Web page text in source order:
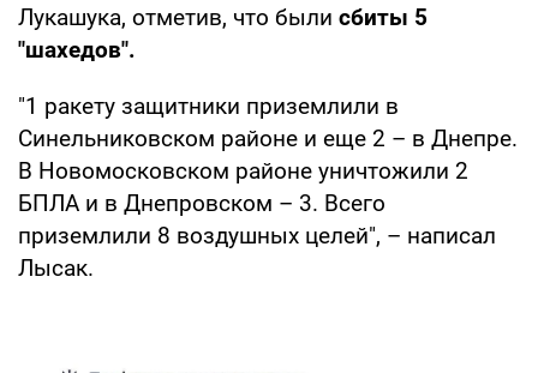
Лукашука, отметив, что были сбиты 5
"шахедов".
"1 ракету защитники приземлили в
Синельниковском районе и еще 2 – в Днепре.
В Новомосковском районе уничтожили 2
БПЛА и в Днепровском – 3. Всего
приземлили 8 воздушных целей", – написал
Лысак.